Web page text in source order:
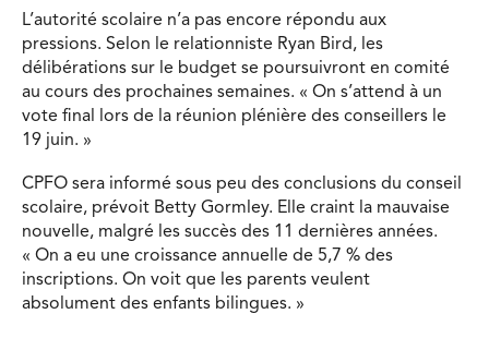
L’autorité scolaire n’a pas encore répondu aux
pressions. Selon le relationniste Ryan Bird, les
délibérations sur le budget se poursuivront en comité
au cours des prochaines semaines. « On s’attend à un
vote final lors de la réunion plénière des conseillers le
19 juin. »
CPFO sera informé sous peu des conclusions du conseil
scolaire, prévoit Betty Gormley. Elle craint la mauvaise
nouvelle, malgré les succès des 11 dernières années.
« On a eu une croissance annuelle de 5,7 % des
inscriptions. On voit que les parents veulent
absolument des enfants bilingues. »